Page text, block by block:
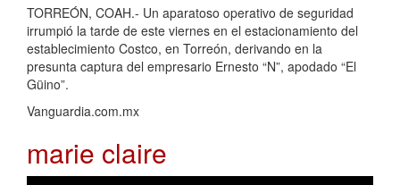
TORREÓN, COAH.- Un aparatoso operativo de seguridad
irrumpió la tarde de este viernes en el estacionamiento del
establecimiento Costco, en Torreón, derivando en la
presunta captura del empresario Ernesto “N”, apodado “El
Güino”.
Vanguardia.com.mx
marie claire